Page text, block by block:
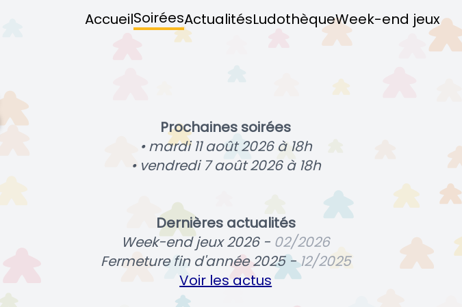
AccueilSoiréesActualitésLudothèqueWeek-end jeux
Prochaines soirées
• mardi 11 août 2026 à 18h
• vendredi 7 août 2026 à 18h
Dernières actualités
Week-end jeux 2026 - 02/2026
Fermeture fin d'année 2025 -12/2025
Voir les actus